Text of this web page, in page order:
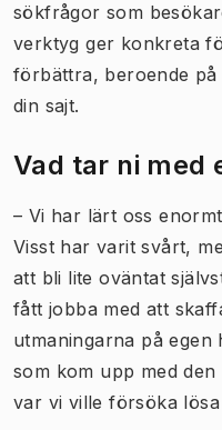
sökfrågor som
verktyg ger konkreta
förbättra, beroende
din sajt.
Vad tar ni med
– Vi har lärt oss
Visst har varit svårt,
att bli lite oväntat
fått jobba med att
utmaningarna på egen
som kom upp med
var vi ville försöka